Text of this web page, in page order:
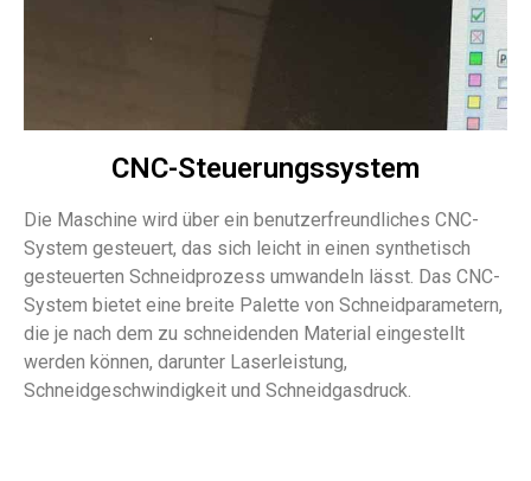
CNC-Steuerungssystem
Die Maschine wird über ein benutzerfreundliches CNC-
System gesteuert, das sich leicht in einen synthetisch
gesteuerten Schneidprozess umwandeln lässt. Das CNC-
System bietet eine breite Palette von Schneidparametern,
die je nach dem zu schneidenden Material eingestellt
werden können, darunter Laserleistung,
Schneidgeschwindigkeit und Schneidgasdruck.